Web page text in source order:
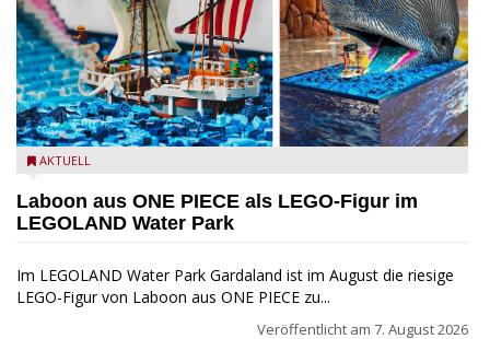
Laboon aus ONE PIECE als LEGO-Figur im LEGOLAND Water
AKTUELL
Laboon aus ONE PIECE als LEGO-Figur im
LEGOLAND Water Park
Im LEGOLAND Water Park Gardaland ist im August die riesige
LEGO-Figur von Laboon aus ONE PIECE zu...
Veröffentlicht am 7. August 2026